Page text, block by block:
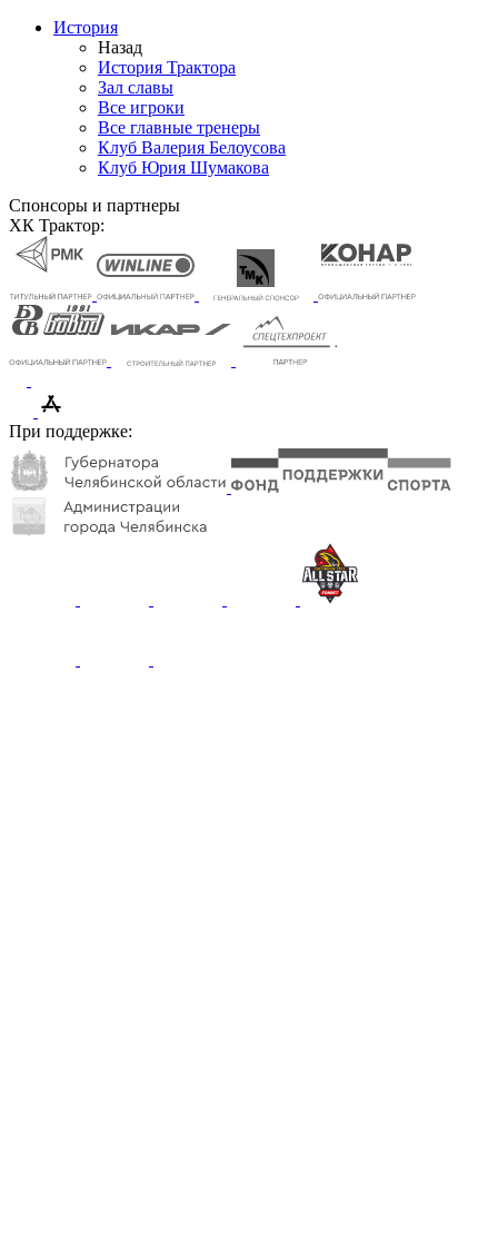
История
Назад
История Трактора
Зал славы
Все игроки
Все главные тренеры
Клуб Валерия Белоусова
Клуб Юрия Шумакова
Спонсоры и партнеры
ХК Трактор:
При поддержке: